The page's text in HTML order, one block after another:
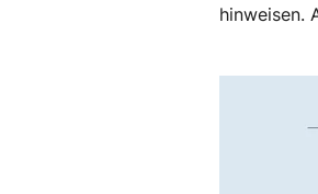
hinweisen.